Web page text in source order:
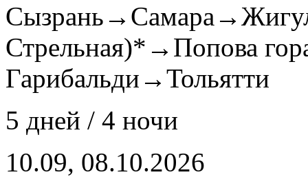
Стрельная)*→Попова
Гарибальди→Тольятти
5 дней / 4 ночи
10.09, 08.10.2026